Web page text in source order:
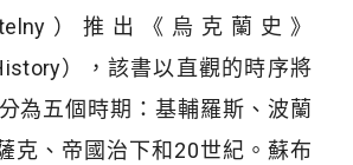
）推出《烏克蘭史》
），該書以直觀的時序將
為五個時期：基輔羅斯、波蘭
克、帝國治下和20世紀。蘇布